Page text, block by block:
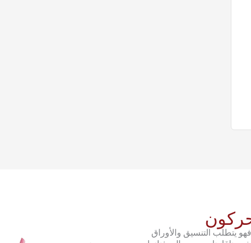
يتطلب التنسيق والأوراق